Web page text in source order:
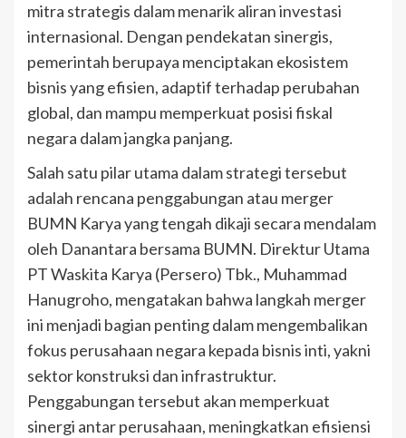
mitra strategis dalam menarik aliran investasi
internasional. Dengan pendekatan sinergis,
pemerintah berupaya menciptakan ekosistem
bisnis yang efisien, adaptif terhadap perubahan
global, dan mampu memperkuat posisi fiskal
negara dalam jangka panjang.
Salah satu pilar utama dalam strategi tersebut
adalah rencana penggabungan atau merger
BUMN Karya yang tengah dikaji secara mendalam
oleh Danantara bersama BUMN. Direktur Utama
PT Waskita Karya (Persero) Tbk., Muhammad
Hanugroho, mengatakan bahwa langkah merger
ini menjadi bagian penting dalam mengembalikan
fokus perusahaan negara kepada bisnis inti, yakni
sektor konstruksi dan infrastruktur.
Penggabungan tersebut akan memperkuat
sinergi antar perusahaan, meningkatkan efisiensi